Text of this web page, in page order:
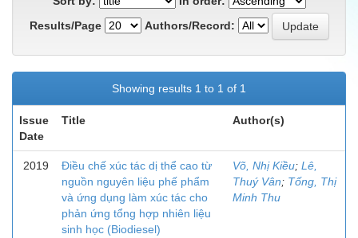
Results/Page
Authors/Record:
Showing results 1 to 1 of 1
Issue
Date
Title Author(s)
2019
Điều chế xúc tác dị thể cao từ
nguồn nguyên liệu phế phẩm
và ứng dụng làm xúc tác cho
phản ứng tổng hợp nhiên liệu
sinh học (Biodiesel)
Võ, Nhị Kiều; Lê,
Thuý Vân; Tống, Thị
Minh Thu